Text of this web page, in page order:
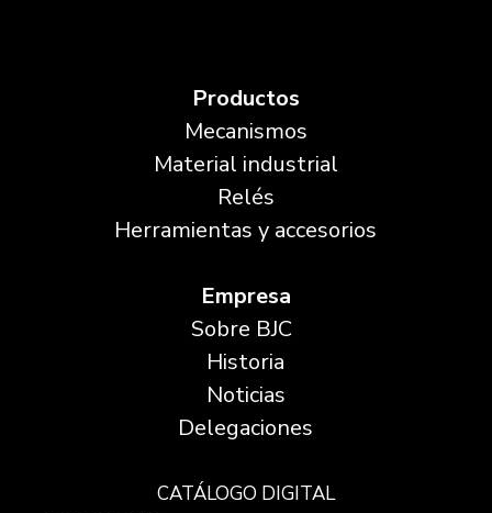
Productos
Mecanismos
Material industrial
Relés
Herramientas y accesorios
Empresa
Sobre BJC
Historia
Noticias
Delegaciones
CATÁLOGO DIGITAL